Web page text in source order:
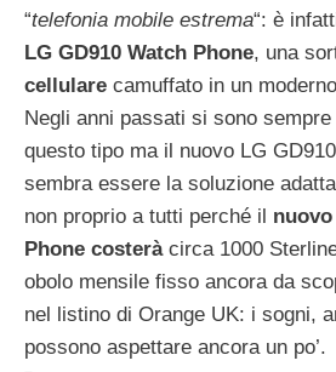
“telefonia mobile estrema“: è
LG GD910 Watch Phone, una
cellulare camuffato in un moderno
Negli anni passati si sono
questo tipo ma il nuovo LG
sembra essere la soluzione
non proprio a tutti perché il nuovo
Phone costeràcirca 1000
obolo mensile fisso ancora da
nel listino di Orange UK: i sogni,
possono aspettare ancora un po’.